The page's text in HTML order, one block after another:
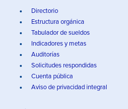
Directorio
Estructura orgánica
Tabulador de sueldos
Indicadores y metas
Auditorías
Solicitudes respondidas
Cuenta pública
Aviso de privacidad integral